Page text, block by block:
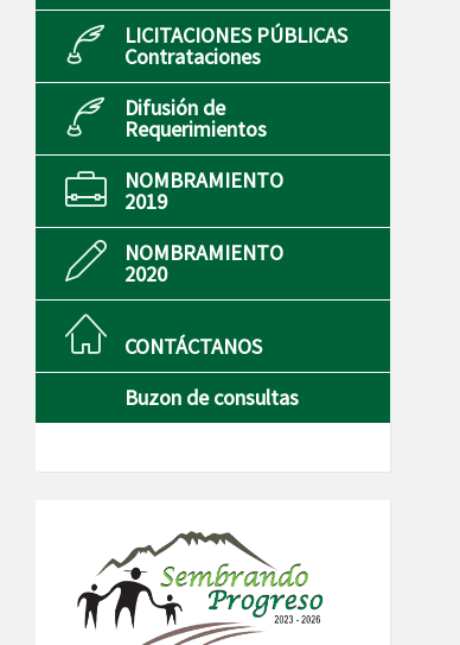
LICITACIONES PÚBLICAS
Contrataciones
Difusión de
Requerimientos
NOMBRAMIENTO
2019
NOMBRAMIENTO
2020
CONTÁCTANOS
Buzon de consultas